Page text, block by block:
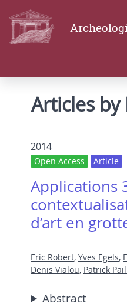
Articles by
2014
Open Access Article
Applications
d’art en
Eric Robert, Yves Egels,
Denis Vialou, Patrick
Abstract